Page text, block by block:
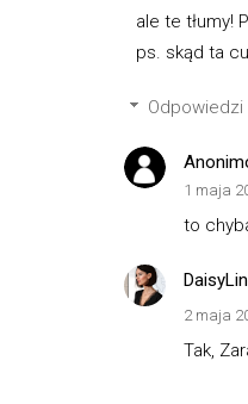
ale te tłumy!
ps. skąd ta
Odpowiedzi
1 maja
to
2 maja
Tak,